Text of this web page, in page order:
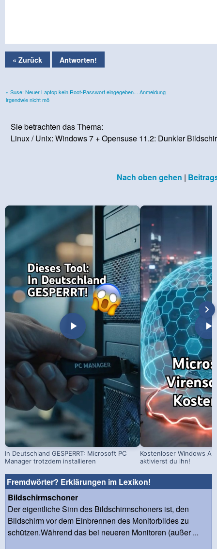
« Zurück Antworten!
« Suse: Neuer Laptop kein Root-Passwort eingegeben... Anmeldung
irgendwie nicht mö
Sie betrachten das Thema:
Linux / Unix: Windows 7 + Opensuse 11.2: Dunkler
Nach oben gehen |
In Deutschland GESPERRT: Microsoft PC
Manager trotzdem installieren
Kostenloser Windows
aktivierst du ihn!
Fremdwörter? Erklärungen im Lexikon!
Bildschirmschoner
Der eigentliche Sinn des Bildschirmschoners ist, den
Bildschirm vor dem Einbrennen des Monitorbildes zu
schützen.Während das bei neueren Monitoren (außer ...